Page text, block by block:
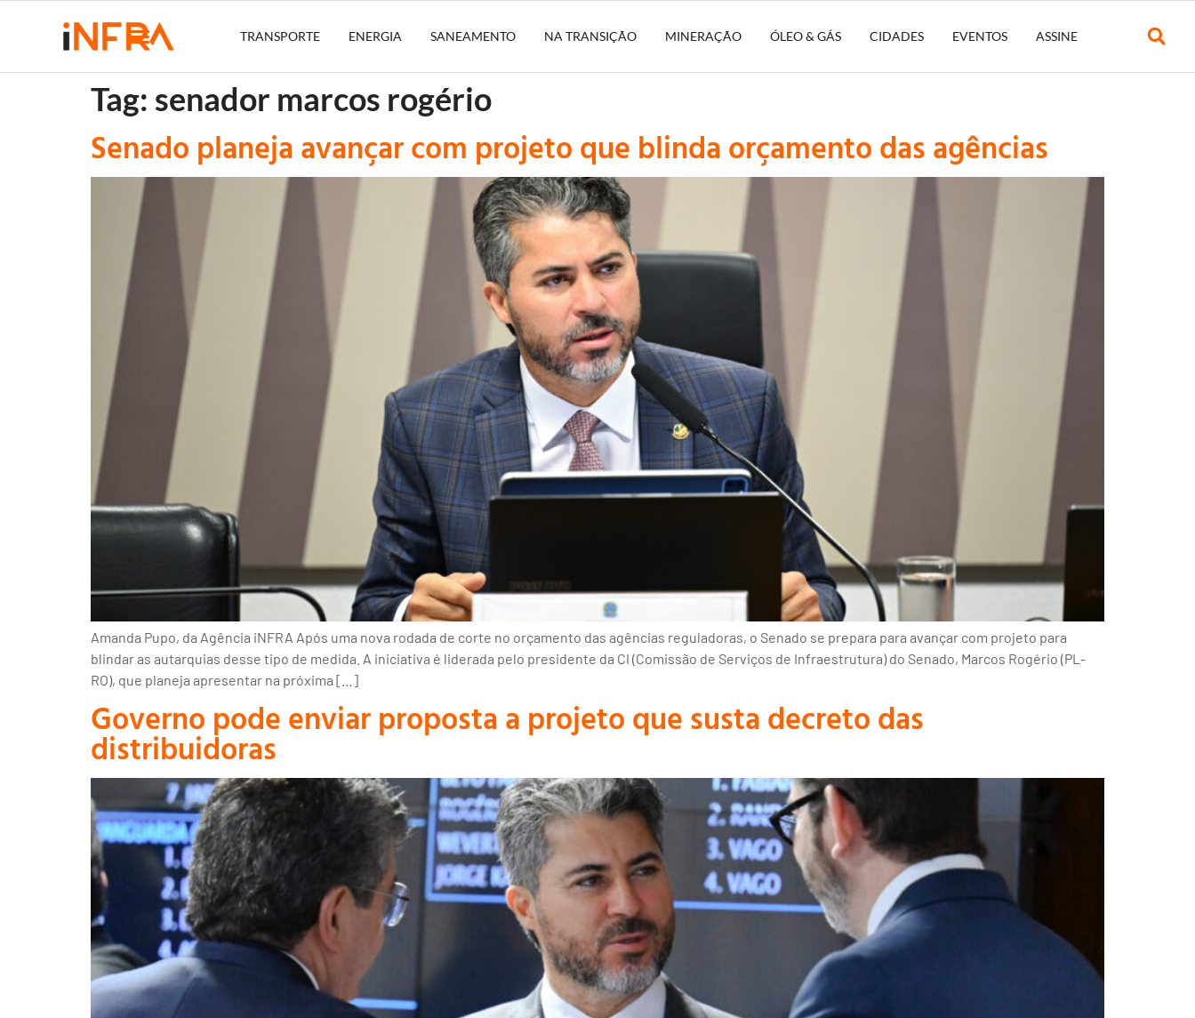
TRANSPORTE ENERGIA SANEAMENTO NA TRANSIÇÃO MINERAÇÃO ÓLEO & GÁS CIDADES EVENTOS ASSINE
Tag: senador marcos rogério
Senado planeja avançar com projeto que blinda orçamento das agências
Amanda Pupo, da Agência iNFRA Após uma nova rodada de corte no orçamento das agências reguladoras, o Senado se prepara para avançar com projeto para
blindar as autarquias desse tipo de medida. A iniciativa é liderada pelo presidente da CI (Comissão de Serviços de Infraestrutura) do Senado, Marcos Rogério (PL-
RO), que planeja apresentar na próxima […]
Governo pode enviar proposta a projeto que susta decreto das
distribuidoras